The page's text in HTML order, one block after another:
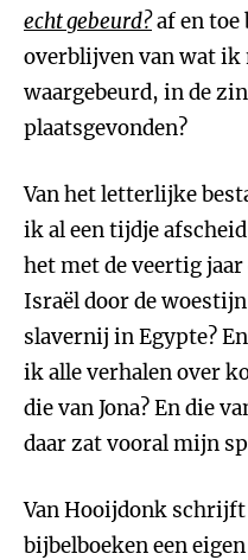
echt gebeurd?af en toe
overblijven van wat ik
waargebeurd, in de
plaatsgevonden?
Van het letterlijke
ik al een tijdje
het met de veertig
Israël door de
slavernij in Egypte?
ik alle verhalen over
die van Jona? En die
daar zat vooral mijn
Van Hooijdonk
bijbelboeken een